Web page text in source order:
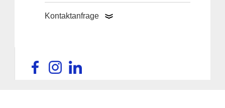
Kontaktanfrage